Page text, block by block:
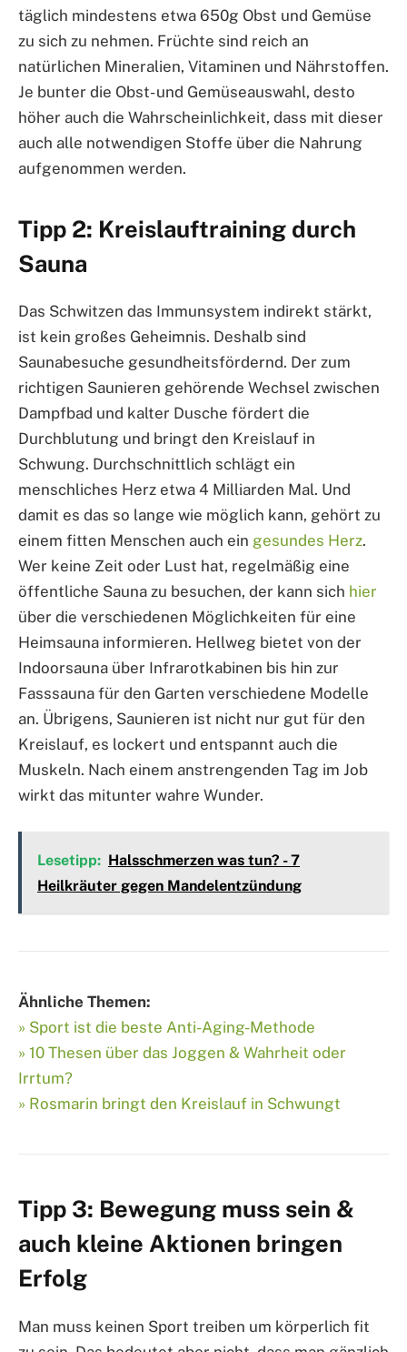
täglich mindestens etwa 650g Obst und Gemüse
zu sich zu nehmen. Früchte sind reich an
natürlichen Mineralien, Vitaminen und Nährstoffen.
Je bunter die Obst- und Gemüseauswahl, desto
höher auch die Wahrscheinlichkeit, dass mit dieser
auch alle notwendigen Stoffe über die Nahrung
aufgenommen werden.
Tipp 2: Kreislauftraining durch
Sauna
Das Schwitzen das Immunsystem indirekt stärkt,
ist kein großes Geheimnis. Deshalb sind
Saunabesuche gesundheitsfördernd. Der zum
richtigen Saunieren gehörende Wechsel zwischen
Dampfbad und kalter Dusche fördert die
Durchblutung und bringt den Kreislauf in
Schwung. Durchschnittlich schlägt ein
menschliches Herz etwa 4 Milliarden Mal. Und
damit es das so lange wie möglich kann, gehört zu
einem fitten Menschen auch ein gesundes Herz.
Wer keine Zeit oder Lust hat, regelmäßig eine
öffentliche Sauna zu besuchen, der kann sich hier
über die verschiedenen Möglichkeiten für eine
Heimsauna informieren. Hellweg bietet von der
Indoorsauna über Infrarotkabinen bis hin zur
Fasssauna für den Garten verschiedene Modelle
an. Übrigens, Saunieren ist nicht nur gut für den
Kreislauf, es lockert und entspannt auch die
Muskeln. Nach einem anstrengenden Tag im Job
wirkt das mitunter wahre Wunder.
Lesetipp: Halsschmerzen was tun? - 7
Heilkräuter gegen Mandelentzündung
Ähnliche Themen:
» Sport ist die beste Anti-Aging-Methode
» 10 Thesen über das Joggen & Wahrheit oder
Irrtum?
» Rosmarin bringt den Kreislauf in Schwungt
Tipp 3: Bewegung muss sein &
auch kleine Aktionen bringen
Erfolg
Man muss keinen Sport treiben um körperlich fit